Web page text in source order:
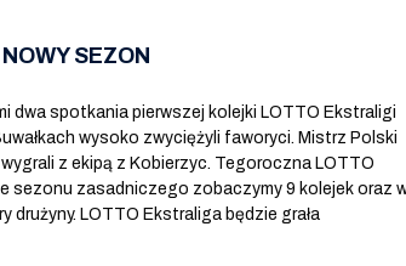
SEZON
dwa spotkania pierwszej kolejki LOTTO Ekstraligi
wysoko zwyciężyli faworyci. Mistrz Polski
z ekipą z Kobierzyc. Tegoroczna LOTTO
sezonu zasadniczego zobaczymy 9 kolejek oraz
drużyny. LOTTO Ekstraliga będzie grała